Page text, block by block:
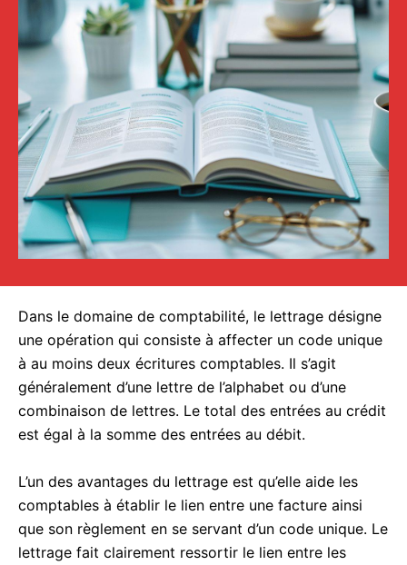
Dans le domaine de comptabilité, le lettrage désigne
une opération qui consiste à affecter un code unique
à au moins deux écritures comptables. Il s’agit
généralement d’une lettre de l’alphabet ou d’une
combinaison de lettres. Le total des entrées au crédit
est égal à la somme des entrées au débit.
L’un des avantages du lettrage est qu’elle aide les
comptables à établir le lien entre une facture ainsi
que son règlement en se servant d’un code unique. Le
lettrage fait clairement ressortir le lien entre les